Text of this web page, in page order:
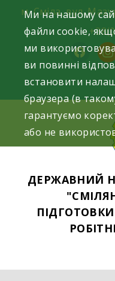
content
м. Сміла, вул.
facebook
ДЕРЖАВНИЙ
Ми на нашому
файли cookie,
ми
ви повинні
встановити
браузера (в
гарантуємо
або не